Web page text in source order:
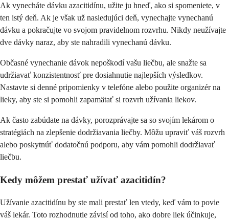
Ak vynecháte dávku azacitidínu, užite ju hneď, ako si spomeniete, v
ten istý deň. Ak je však už nasledujúci deň, vynechajte vynechanú
dávku a pokračujte vo svojom pravidelnom rozvrhu. Nikdy neužívajte
dve dávky naraz, aby ste nahradili vynechanú dávku.
Občasné vynechanie dávok nepoškodí vašu liečbu, ale snažte sa
udržiavať konzistentnosť pre dosiahnutie najlepších výsledkov.
Nastavte si denné pripomienky v telefóne alebo použite organizér na
lieky, aby ste si pomohli zapamätať si rozvrh užívania liekov.
Ak často zabúdate na dávky, porozprávajte sa so svojím lekárom o
stratégiách na zlepšenie dodržiavania liečby. Môžu upraviť váš rozvrh
alebo poskytnúť dodatočnú podporu, aby vám pomohli dodržiavať
liečbu.
Kedy môžem prestať užívať azacitidín?
Užívanie azacitidínu by ste mali prestať len vtedy, keď vám to povie
váš lekár. Toto rozhodnutie závisí od toho, ako dobre liek účinkuje,